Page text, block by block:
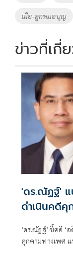
เมีย-ลูกหมอบุญ
ข่าวที่เกี่
'ดร.ณัฏฐ์' แ
ดำเนินคดีคุ
‘ดร.ณัฏฐ์’ ชี้คดี
คุกคามทางเพศ